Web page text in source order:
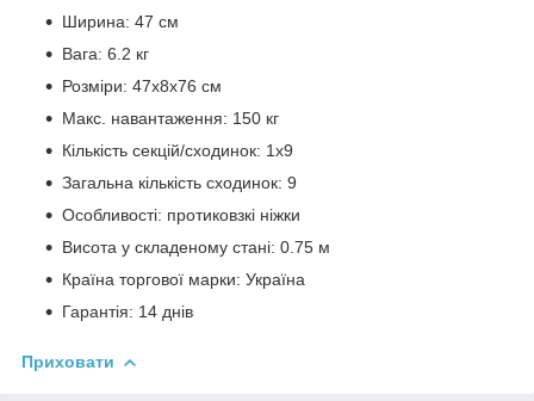
Ширина: 47 см
Вага: 6.2 кг
Розміри: 47x8x76 см
Макс. навантаження: 150 кг
Кількість секцій/сходинок: 1х9
Загальна кількість сходинок: 9
Особливості: протиковзкі ніжки
Висота у складеному стані: 0.75 м
Країна торгової марки: Україна
Гарантія: 14 днів
Приховати